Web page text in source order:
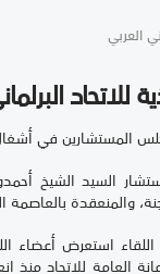
العربي
للاتحاد
المستشارين في أشغال
السيد الشيخ أحمدو
والمنعقدة بالعاصمة الجزائر،
استعرض أعضاء